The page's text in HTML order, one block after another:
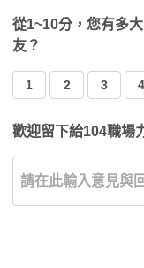
從1~10分，您有多
友？
1 2 3 4
歡迎留下給104職場